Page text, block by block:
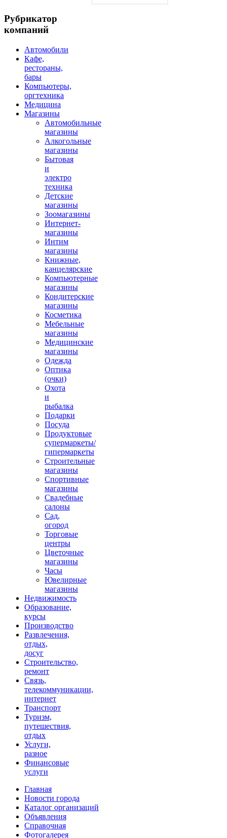
Рубрикатор
компаний
Автомобили
Кафе,
рестораны,
бары
Компьютеры,
оргтехника
Медицина
Магазины
Автомобильные
магазины
Алкогольные
магазины
Бытовая
и
электро
техника
Детские
магазины
Зоомагазины
Интернет-
магазины
Интим
магазины
Книжные,
канцелярские
Компьютерные
магазины
Кондитерские
магазины
Косметика
Мебельные
магазины
Медицинские
магазины
Одежда
Оптика
(очки)
Охота
и
рыбалка
Подарки
Посуда
Продуктовые
супермаркеты/
гипермаркеты
Строительные
магазины
Спортивные
магазины
Свадебные
салоны
Сад,
огород
Торговые
центры
Цветочные
магазины
Часы
Ювелирные
магазины
Недвижимость
Образование,
курсы
Производство
Развлечения,
отдых,
досуг
Строительство,
ремонт
Связь,
телекоммуникации,
интернет
Транспорт
Туризм,
путешествия,
отдых
Услуги,
разное
Финансовые
услуги
Главная
Новости города
Каталог организаций
Объявления
Справочная
Фотогалерея